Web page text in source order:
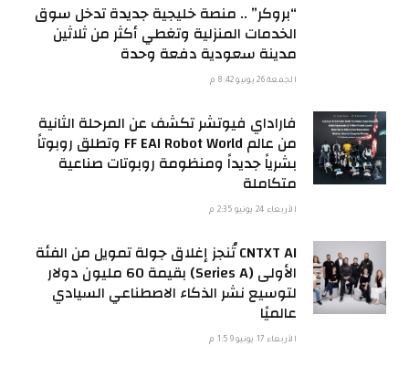
“بروكر” .. منصة خليجية جديدة تدخل سوق
الخدمات المنزلية وتغطي أكثر من ثلاثين
مدينة سعودية دفعة وحدة
الجمعة 26 يونيو 8:42 م
فاراداي فيوتشر تكشف عن المرحلة الثانية
من عالم FF EAI Robot World وتطلق روبوتاً
بشرياً جديداً ومنظومة روبوتات صناعية
متكاملة
الأربعاء 24 يونيو 2:35 م
CNTXT AI تُنجز إغلاق جولة تمويل من الفئة
الأولى (Series A) بقيمة 60 مليون دولار
لتوسيع نشر الذكاء الاصطناعي السيادي
عالميًا
الأربعاء 17 يونيو 1:59 م